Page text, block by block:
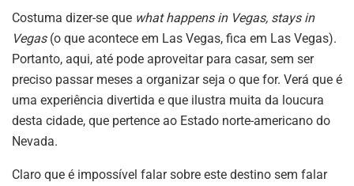
Costuma dizer-se que what happens in Vegas, stays in
Vegas (o que acontece em Las Vegas, fica em Las Vegas).
Portanto, aqui, até pode aproveitar para casar, sem ser
preciso passar meses a organizar seja o que for. Verá que é
uma experiência divertida e que ilustra muita da loucura
desta cidade, que pertence ao Estado norte-americano do
Nevada.
Claro que é impossível falar sobre este destino sem falar